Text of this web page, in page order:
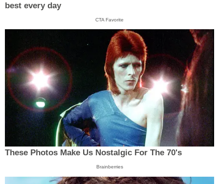
best every day
CTA Favorite
These Photos Make Us Nostalgic For The 70's
Brainberries